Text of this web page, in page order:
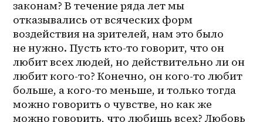
законам? В течение ряда лет мы
отказывались от всяческих форм
воздействия на зрителей, нам это было
не нужно. Пусть кто-то говорит, что он
любит всех людей, но действительно ли он
любит кого-то? Конечно, он кого-то любит
больше, а кого-то меньше, и только тогда
можно говорить о чувстве, но как же
можно говорить, что любишь всех? Любовь